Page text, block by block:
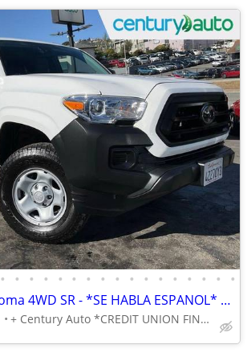
• • • • • • • • • • • • • • • • •
2023 Toyota Tacoma 4WD SR - *SE HABLA ESPANOL* BAD CREDIT OK!
+ Century Auto *CREDIT UNION FINANCING AVAILABLE!*